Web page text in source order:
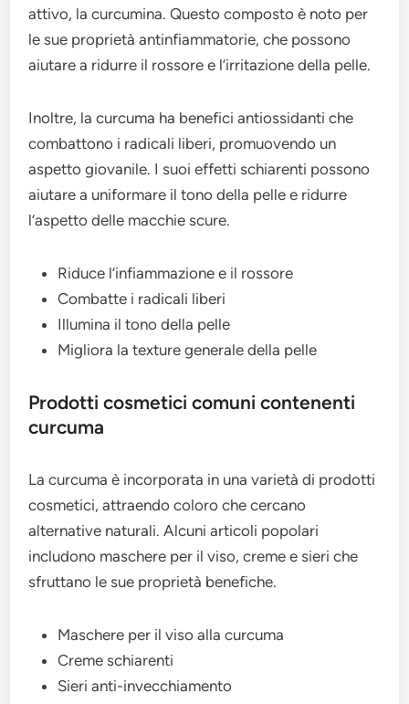
attivo, la curcumina. Questo composto è noto per
le sue proprietà antinfiammatorie, che possono
aiutare a ridurre il rossore e l’irritazione della pelle.
Inoltre, la curcuma ha benefici antiossidanti che
combattono i radicali liberi, promuovendo un
aspetto giovanile. I suoi effetti schiarenti possono
aiutare a uniformare il tono della pelle e ridurre
l’aspetto delle macchie scure.
Riduce l’infiammazione e il rossore
Combatte i radicali liberi
Illumina il tono della pelle
Migliora la texture generale della pelle
Prodotti cosmetici comuni contenenti
curcuma
La curcuma è incorporata in una varietà di prodotti
cosmetici, attraendo coloro che cercano
alternative naturali. Alcuni articoli popolari
includono maschere per il viso, creme e sieri che
sfruttano le sue proprietà benefiche.
Maschere per il viso alla curcuma
Creme schiarenti
Sieri anti-invecchiamento